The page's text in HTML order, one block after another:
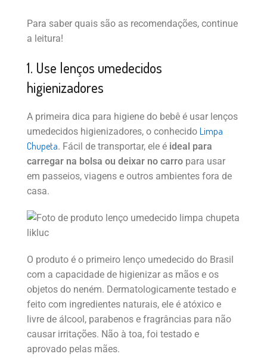
Para saber quais são as recomendações, continue
a leitura!
1. Use lenços umedecidos
higienizadores
A primeira dica para higiene do bebê é usar lenços
umedecidos higienizadores, o conhecido Limpa
Chupeta. Fácil de transportar, ele é ideal para
carregar na bolsa ou deixar no carro para usar
em passeios, viagens e outros ambientes fora de
casa.
O produto é o primeiro lenço umedecido do Brasil
com a capacidade de higienizar as mãos e os
objetos do neném. Dermatologicamente testado e
feito com ingredientes naturais, ele é atóxico e
livre de álcool, parabenos e fragrâncias para não
causar irritações. Não à toa, foi testado e
aprovado pelas mães.